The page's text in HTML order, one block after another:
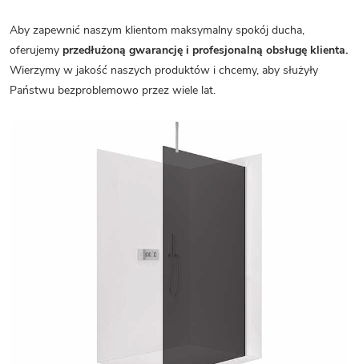
Aby zapewnić naszym klientom maksymalny spokój ducha,
oferujemy przedłużoną gwarancję i profesjonalną obsługę klienta.
Wierzymy w jakość naszych produktów i chcemy, aby służyły
Państwu bezproblemowo przez wiele lat.